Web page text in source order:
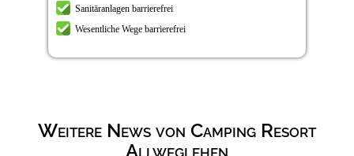
Sanitäranlagen barrierefrei
Wesentliche Wege barrierefrei
Weitere News von Camping Resort
Allweglehen